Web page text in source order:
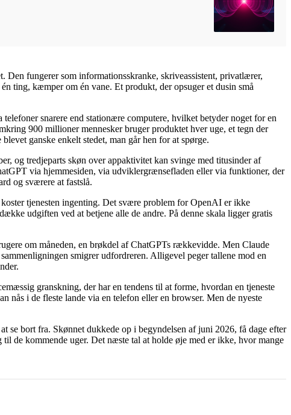
fungerer som informationsskranke, skriveassistent, privatlærer,
ting, kæmper om én vane. Et produkt, der opsuger et dusin små
snarere end stationære computere, hvilket betyder noget for en
900 millioner mennesker bruger produktet hver uge, et tegn der
ganske enkelt stedet, man går hen for at spørge.
og tredjeparts skøn over appaktivitet kan svinge med titusinder af
via hjemmesiden, via udviklergrænsefladen eller via funktioner, der
og sværere at fastslå.
tjenesten ingenting. Det svære problem for OpenAI er ikke
udgiften ved at betjene alle de andre. På denne skala ligger gratis
om måneden, en brøkdel af ChatGPTs rækkevidde. Men Claude
smigrer udfordreren. Alligevel peger tallene mod en
granskning, der har en tendens til at forme, hvordan en tjeneste
nås i de fleste lande via en telefon eller en browser. Men de nyeste
bort fra. Skønnet dukkede op i begyndelsen af juni 2026, få dage efter
de kommende uger. Det næste tal at holde øje med er ikke, hvor mange